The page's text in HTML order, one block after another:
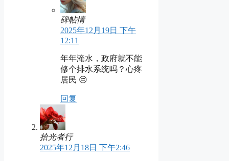
碑帖情
2025年12月19日 下午
12:11
年年淹水，政府就不能
修个排水系统吗？心疼
居民 😔
回复
拾光者行
2025年12月18日 下午2:46